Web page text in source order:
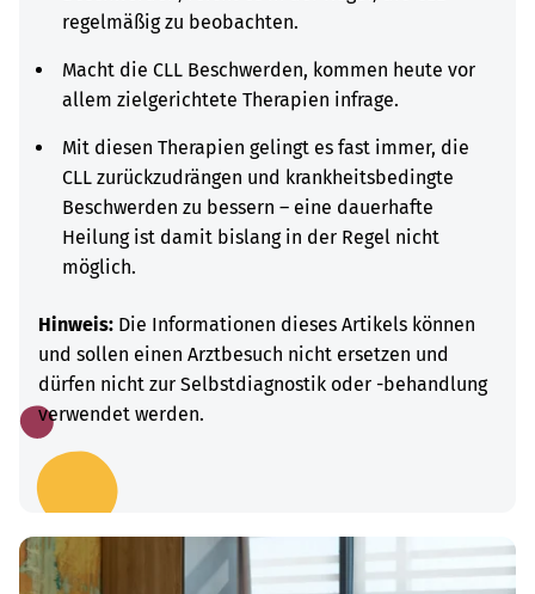
regelmäßig zu beobachten.
Macht die CLL Beschwerden, kommen heute vor
allem zielgerichtete Therapien infrage.
Mit diesen Therapien gelingt es fast immer, die
CLL zurückzudrängen und krankheitsbedingte
Beschwerden zu bessern – eine dauerhafte
Heilung ist damit bislang in der Regel nicht
möglich.
Hinweis: Die Informationen dieses Artikels können
und sollen einen Arztbesuch nicht ersetzen und
dürfen nicht zur Selbstdiagnostik oder -behandlung
verwendet werden.